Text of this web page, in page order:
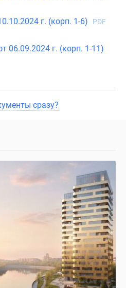
г. (корп. 1-6)
PDF
06.09.2024 г. (корп. 1-11)
сразу?